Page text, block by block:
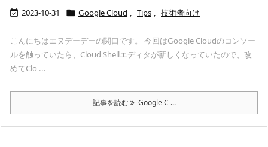
 2023-10-31  Google Cloud , Tips , 技術者向け
こんにちはエヌデーデーの関口です。 今回はGoogle Cloudのコンソー
ルを触っていたら、Cloud Shellエディタが新しくなっていたので、改
めてClo ...
記事を読む Google C ...